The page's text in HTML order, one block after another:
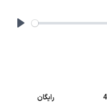
رایگان